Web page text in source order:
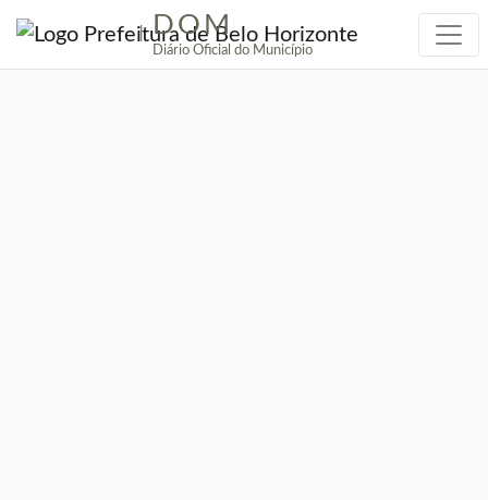
| DOM
Diário Oficial do Município